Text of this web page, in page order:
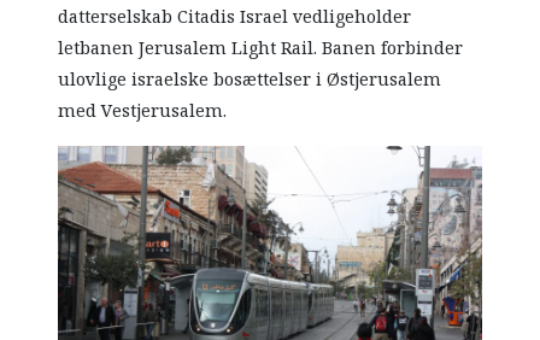
datterselskab Citadis Israel vedligeholder
letbanen Jerusalem Light Rail. Banen forbinder
ulovlige israelske bosættelser i Østjerusalem
med Vestjerusalem.